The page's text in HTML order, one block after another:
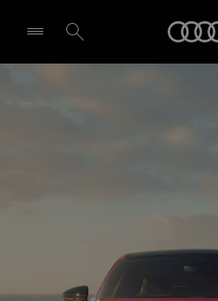
Design & Ausstattung
Probefahrt